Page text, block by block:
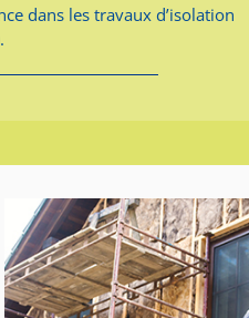
dans les travaux d’isolation